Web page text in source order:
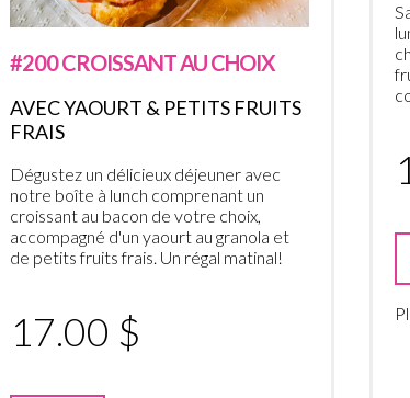
#200 CROISSANT AU CHOIX
AVEC YAOURT & PETITS FRUITS
FRAIS
Dégustez un délicieux déjeuner avec
notre boîte à lunch comprenant un
croissant au bacon de votre choix,
accompagné d'un yaourt au granola et
de petits fruits frais. Un régal matinal!
17.00 $